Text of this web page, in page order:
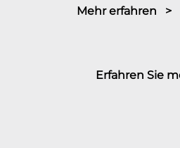
Mehr erfahren >
Erfahren Sie